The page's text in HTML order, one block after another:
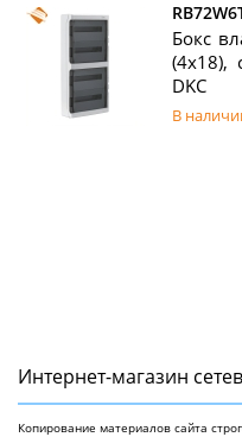
Бокс
(4х18),
DKC
В
Интернет-магазин
Копирование материалов сайта